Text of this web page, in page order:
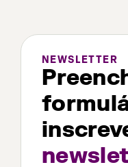
NEWSLETTER